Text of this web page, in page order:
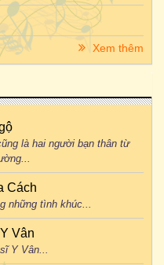
Xem thêm
là hai người bạn thân từ
Cách
những tình khúc...
Vân
Y Vân...